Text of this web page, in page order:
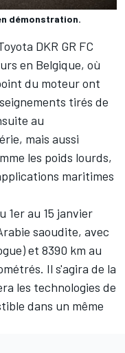
démonstration.
DKR GR FC
en Belgique, où
du moteur ont
tirés de
au
mais aussi
les poids lourds,
maritimes
1er au 15 janvier
saoudite, avec
et 8390 km au
Il s'agira de la
les technologies de
dans un même